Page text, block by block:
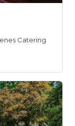
Catering